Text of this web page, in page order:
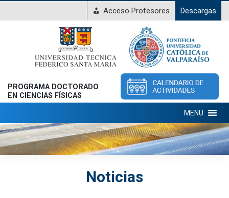
Acceso Profesores Descargas
PROGRAMA DOCTORADO
EN CIENCIAS FÍSICAS
MENU
Noticias